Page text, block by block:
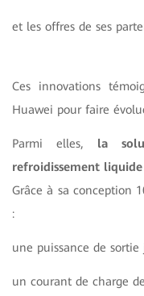
et les offres de ses
Ces innovations
Huawei pour faire
Parmi elles, la
refroidissement liquide
Grâce à sa conception
:
une puissance de sortie
un courant de charge de